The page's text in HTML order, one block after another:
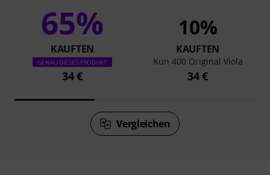
65%
KAUFTEN
GENAU DIESES PRODUKT
34 €
10%
KAUFTEN
Kun 400 Original Viola
34 €
Vergleichen